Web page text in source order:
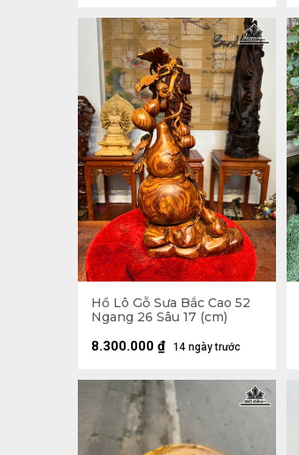
Hồ Lô Gỗ Sưa Bắc Cao 52
Ngang 26 Sâu 17 (cm)
14 ngày trước
8.300.000 ₫